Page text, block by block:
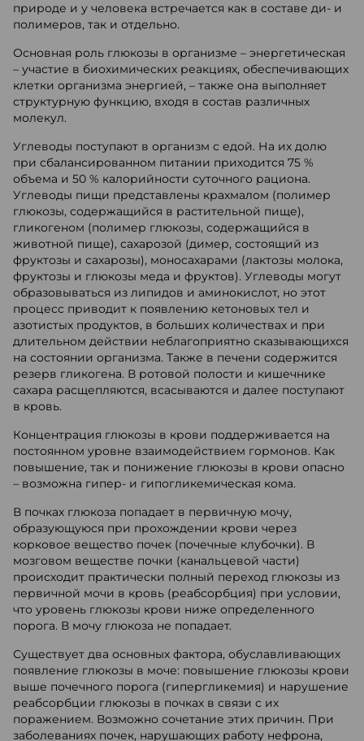
природе и у человека встречается как в составе ди- и
полимеров, так и отдельно.
Основная роль глюкозы в организме – энергетическая
– участие в биохимических реакциях, обеспечивающих
клетки организма энергией, – также она выполняет
структурную функцию, входя в состав различных
молекул.
Углеводы поступают в организм с едой. На их долю
при сбалансированном питании приходится 75 %
объема и 50 % калорийности суточного рациона.
Углеводы пищи представлены крахмалом (полимер
глюкозы, содержащийся в растительной пище),
гликогеном (полимер глюкозы, содержащийся в
животной пище), сахарозой (димер, состоящий из
фруктозы и сахарозы), моносахарами (лактозы молока,
фруктозы и глюкозы меда и фруктов). Углеводы могут
образовываться из липидов и аминокислот, но этот
процесс приводит к появлению кетоновых тел и
азотистых продуктов, в больших количествах и при
длительном действии неблагоприятно сказывающихся
на состоянии организма. Также в печени содержится
резерв гликогена. В ротовой полости и кишечнике
сахара расщепляются, всасываются и далее поступают
в кровь.
Концентрация глюкозы в крови поддерживается на
постоянном уровне взаимодействием гормонов. Как
повышение, так и понижение глюкозы в крови опасно
– возможна гипер- и гипогликемическая кома.
В почках глюкоза попадает в первичную мочу,
образующуюся при прохождении крови через
корковое вещество почек (почечные клубочки). В
мозговом веществе почки (канальцевой части)
происходит практически полный переход глюкозы из
первичной мочи в кровь (реабсорбция) при условии,
что уровень глюкозы крови ниже определенного
порога. В мочу глюкоза не попадает.
Существует два основных фактора, обуславливающих
появление глюкозы в моче: повышение глюкозы крови
выше почечного порога (гипергликемия) и нарушение
реабсорбции глюкозы в почках в связи с их
поражением. Возможно сочетание этих причин. При
заболеваниях почек, нарушающих работу нефрона,